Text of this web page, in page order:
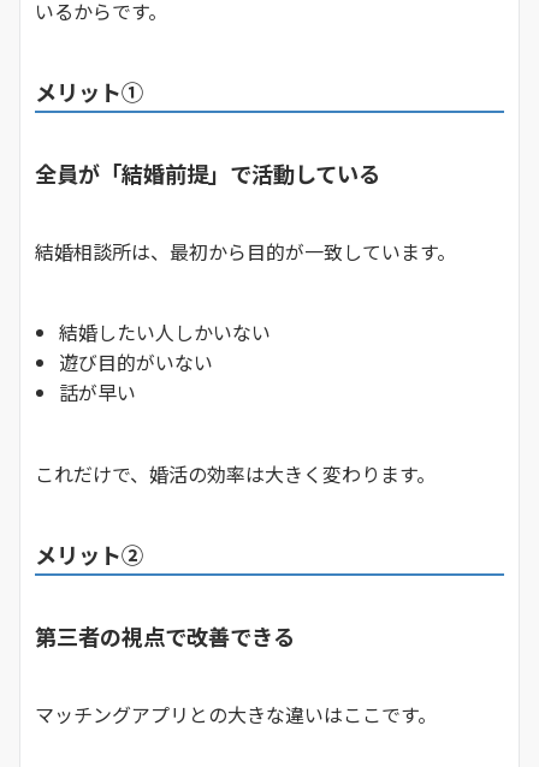
いるからです。
メリット①
全員が「結婚前提」で活動している
結婚相談所は、最初から目的が一致しています。
結婚したい人しかいない
遊び目的がいない
話が早い
これだけで、婚活の効率は大きく変わります。
メリット②
第三者の視点で改善できる
マッチングアプリとの大きな違いはここです。